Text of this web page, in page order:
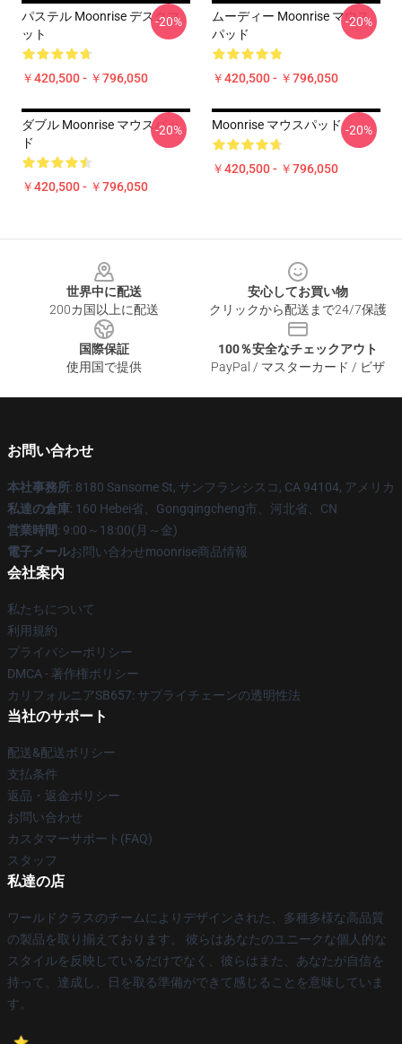
パステル Moonrise デスクマ
ット
￥420,500 - ￥796,050
-20%
ムーディー Moonrise マウス
パッド
￥420,500 - ￥796,050
-20%
ダブル Moonrise マウスパッ
ド
￥420,500 - ￥796,050
-20% Moonrise マウスパッド
￥420,500 - ￥796,050
-20%
世界中に配送
200カ国以上に配送
安心してお買い物
クリックから配送まで24/7保護
国際保証
使用国で提供
100％安全なチェックアウト
PayPal / マスターカード / ビザ
お問い合わせ
本社事務所: 8180 Sansome St, サンフランシスコ, CA 94104, アメリカ
私達の倉庫: 160 Hebei省、Gongqingcheng市、河北省、CN
営業時間: 9:00～18:00(月～金)
電子メールお問い合わせmoonrise商品情報
会社案内
私たちについて
利用規約
プライバシーポリシー
DMCA - 著作権ポリシー
カリフォルニアSB657: サプライチェーンの透明性法
当社のサポート
配送&配送ポリシー
支払条件
返品・返金ポリシー
お問い合わせ
カスタマーサポート(FAQ)
スタッフ
私達の店
ワールドクラスのチームによりデザインされた、多種多様な高品質
の製品を取り揃えております。 彼らはあなたのユニークな個人的な
スタイルを反映しているだけでなく、彼らはまた、あなたが自信を
持って、達成し、日を取る準備ができて感じることを意味していま
す。